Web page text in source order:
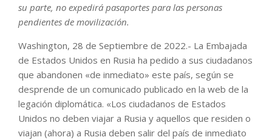
su parte, no expedirá pasaportes para las personas
pendientes de movilización.
Washington, 28 de Septiembre de 2022.- La Embajada
de Estados Unidos en Rusia ha pedido a sus ciudadanos
que abandonen «de inmediato» este país, según se
desprende de un comunicado publicado en la web de la
legación diplomática. «Los ciudadanos de Estados
Unidos no deben viajar a Rusia y aquellos que residen o
viajan (ahora) a Rusia deben salir del país de inmediato